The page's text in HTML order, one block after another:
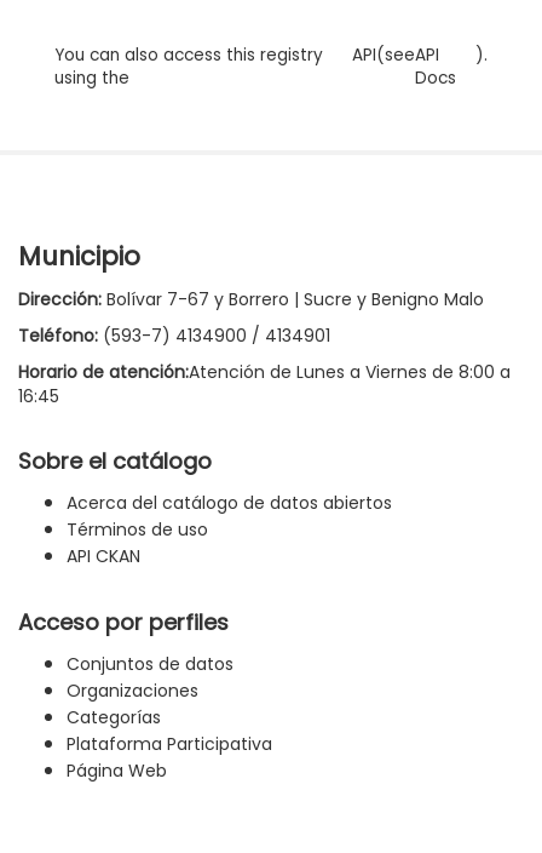
You can also access this registry
using the
API(seeAPI
Docs
).
Municipio
Dirección: Bolívar 7-67 y Borrero | Sucre y Benigno Malo
Teléfono: (593-7) 4134900 / 4134901
Horario de atención:Atención de Lunes a Viernes de 8:00 a
16:45
Sobre el catálogo
Acerca del catálogo de datos abiertos
Términos de uso
API CKAN
Acceso por perfiles
Conjuntos de datos
Organizaciones
Categorías
Plataforma Participativa
Página Web